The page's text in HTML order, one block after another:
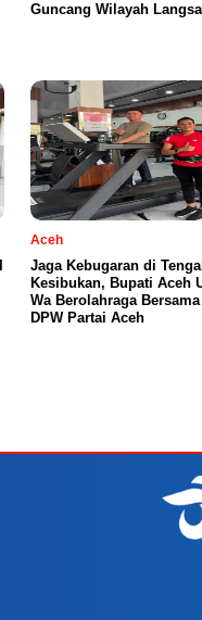
Guncang Wilayah
Aceh
Jaga Kebugaran di
Kesibukan, Bupati Aceh
Wa Berolahraga
DPW Partai Aceh